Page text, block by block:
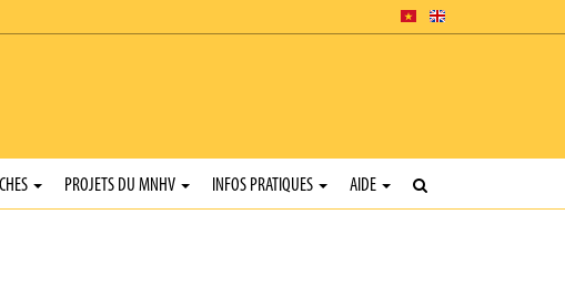
PROJETS DU MNHV INFOS PRATIQUES AIDE